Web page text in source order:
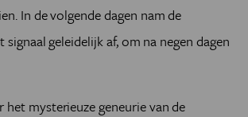
In de volgende dagen nam de
geleidelijk af, om na negen dagen
mysterieuze geneurie van de